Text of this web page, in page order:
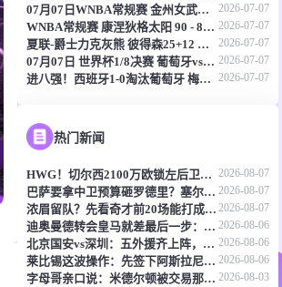
07月07日WNBA常规赛 金州女武神62-49华盛顿神秘人 全场集锦 2026-07-07
WNBA常规赛 康涅狄格太阳 90 - 89 明尼苏达山猫 全场集锦 2026-07-07
夏联-爵士力克灰熊 彼得森25+12 布泽尔18+7 科沃德23分 2026-07-07
07月07日 世界杯1/8决赛 葡萄牙vs西班牙 全场录像 2026-07-07
进八强！西班牙1-0淘汰葡萄牙 梅里诺91分钟绝杀41岁C罗最后一舞 2026-07-07
热门新闻
HWG！切尔西2100万欧锁左后卫，罗马诺这波稳了 2026-08-07
巴萨要拿中卫预算砸罗德里？塞尔电台曝报价细节 2026-08-07
浓眉留队？先看奇才前20场能打成什么样再说 2026-08-07
迪奥曼德转会皇马就差最后一步：体检许可还没批，人在等放行 2026-08-06
北京国安vs深圳：五外援齐上阵，张稀哲掌舵，塞鸟顶中锋？ 2026-08-06
莱比锡这波操作：先签下阿斯拉尼，再放迪奥曼德去体检 2026-08-06
字母哥亲口说：米德尔顿被交易那周，我整个人都不对劲 2026-08-03